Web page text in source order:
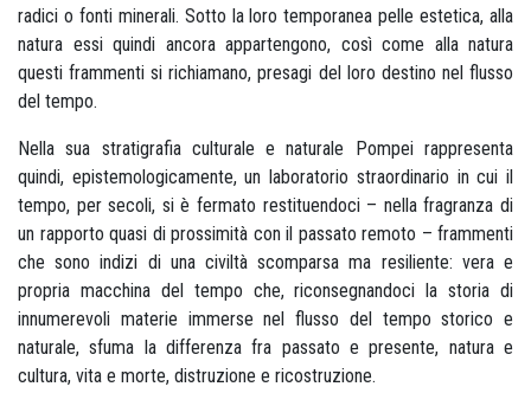
radici o fonti minerali. Sotto la loro temporanea pelle estetica, alla
natura essi quindi ancora appartengono, così come alla natura
questi frammenti si richiamano, presagi del loro destino nel flusso
del tempo.
Nella sua stratigrafia culturale e naturale Pompei rappresenta
quindi, epistemologicamente, un laboratorio straordinario in cui il
tempo, per secoli, si è fermato restituendoci – nella fragranza di
un rapporto quasi di prossimità con il passato remoto – frammenti
che sono indizi di una civiltà scomparsa ma resiliente: vera e
propria macchina del tempo che, riconsegnandoci la storia di
innumerevoli materie immerse nel flusso del tempo storico e
naturale, sfuma la differenza fra passato e presente, natura e
cultura, vita e morte, distruzione e ricostruzione.